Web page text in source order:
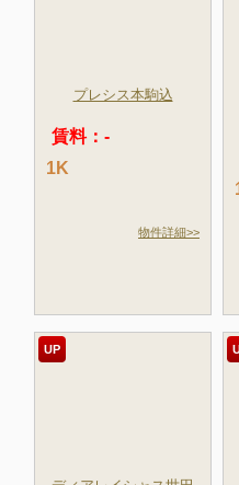
プレシス本駒込
賃料：-
1K
物件詳細>>
UP